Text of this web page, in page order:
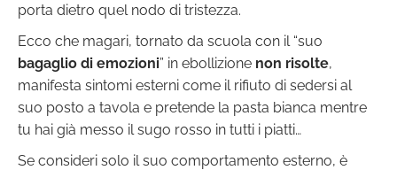
porta dietro quel nodo di tristezza.
Ecco che magari, tornato da scuola con il “suo
bagaglio di emozioni” in ebollizione non risolte,
manifesta sintomi esterni come il rifiuto di sedersi al
suo posto a tavola e pretende la pasta bianca mentre
tu hai già messo il sugo rosso in tutti i piatti…
Se consideri solo il suo comportamento esterno, è